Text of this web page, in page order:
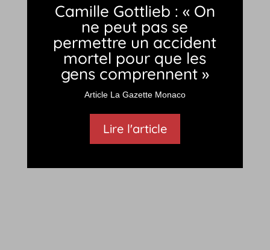
Camille Gottlieb : « On
ne peut pas se
permettre un accident
mortel pour que les
gens comprennent »
Article La Gazette Monaco
Lire l'article